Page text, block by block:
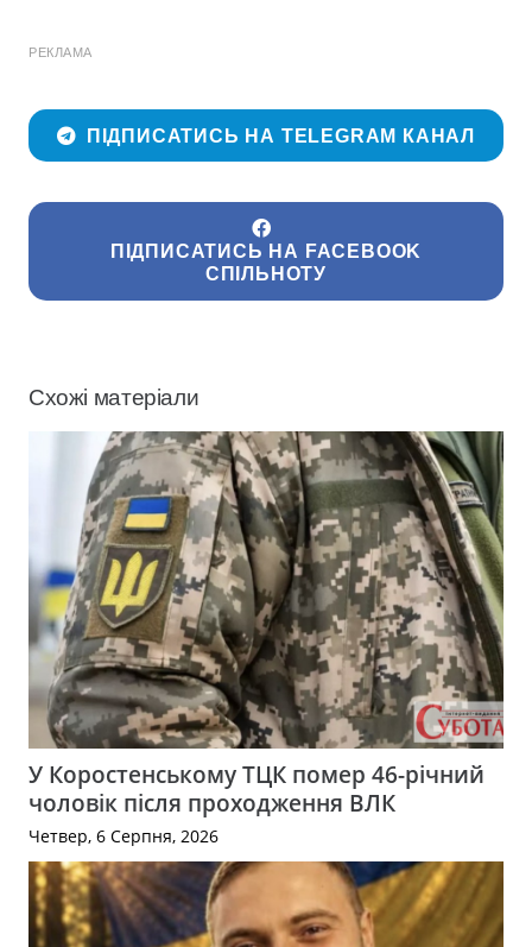
РЕКЛАМА
ПІДПИСАТИСЬ НА TELEGRAM КАНАЛ
ПІДПИСАТИСЬ НА FACEBOOK
СПІЛЬНОТУ
Схожі матеріали
У Коростенському ТЦК помер 46-річний
чоловік після проходження ВЛК
Четвер, 6 Серпня, 2026